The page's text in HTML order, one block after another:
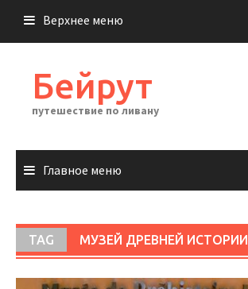
содержимому
Верхнее меню
Бейрут
путешествие по ливану
Главное меню
TAG МУЗЕЙ ДРЕВНЕЙ ИСТОРИИ